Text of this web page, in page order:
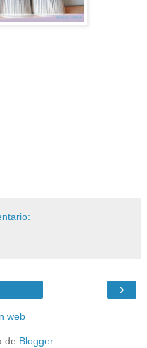
›
web
de Blogger.